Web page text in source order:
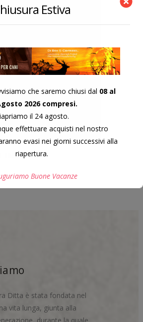
IMPALA
Ditta è stata fondata nel
vita lunga, giunta alla
Estiva
che saremo chiusi dal 08 al
2026 compresi.
il 24 agosto.
effettuare acquisti nel nostro
evasi nei giorni successivi alla
riapertura.
Buone Vacanze